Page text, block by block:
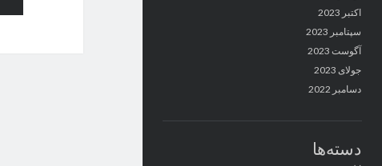
اکتبر 2023
سپتامبر 2023
آگوست 2023
جولای 2023
دسامبر 2022
دسته‌ها